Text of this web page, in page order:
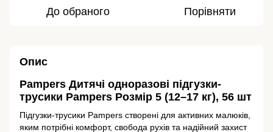
До обраного Порівняти
Опис
Pampers Дитячі одноразові підгузки-
трусики Pampers Розмір 5 (12–17 кг), 56 шт
Підгузки-трусики Pampers створені для активних малюків,
яким потрібні комфорт, свобода рухів та надійний захист